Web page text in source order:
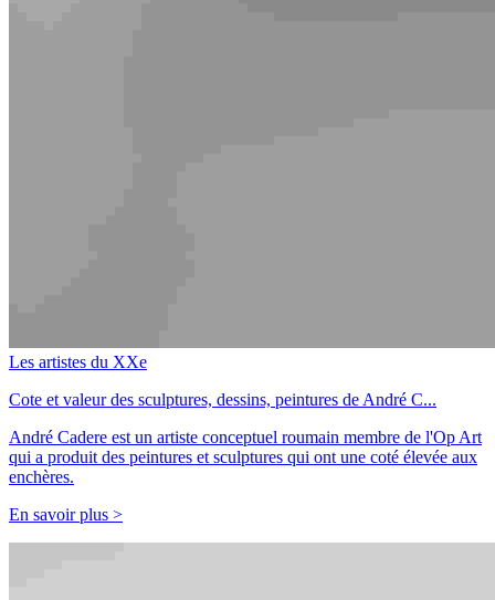
Les artistes du XXe
Cote et valeur des sculptures, dessins, peintures de André C...
André Cadere est un artiste conceptuel roumain membre de l'Op Art
qui a produit des peintures et sculptures qui ont une coté élevée aux
enchères.
En savoir plus >